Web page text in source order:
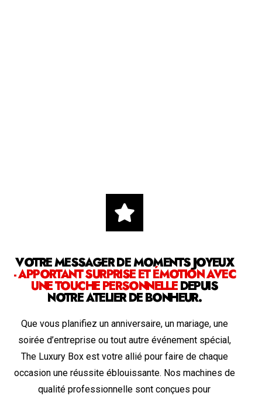
VOTRE MESSAGER DE MOMENTS JOYEUX
- APPORTANT SURPRISE ET ÉMOTION AVEC
UNE TOUCHE PERSONNELLEDEPUIS
NOTRE ATELIER DE BONHEUR.
Que vous planifiez un anniversaire, un mariage, une
soirée d’entreprise ou tout autre événement spécial,
The Luxury Box est votre allié pour faire de chaque
occasion une réussite éblouissante. Nos machines de
qualité professionnelle sont conçues pour